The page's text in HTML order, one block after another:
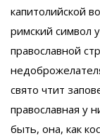
капитолийской
римский символ
православной
свято чтит
православная у
быть, она, как